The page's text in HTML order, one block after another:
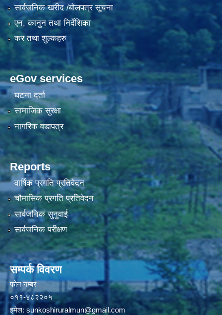
सार्वजनिक खरीद /बोलपत्र सूचना
एन, कानुन तथा निर्देशिका
कर तथा शुल्कहरु
eGov services
घटना दर्ता
सामाजिक सुरक्षा
नागरिक वडापत्र
Reports
वार्षिक प्रगति प्रतिवेदन
चौमासिक प्रगति प्रतिवेदन
सार्वजनिक सुनुवाई
सार्वजनिक परीक्षण
सम्पर्क विवरण
फाेन न‌‍‍‍‌‌म्बर
०११-४८२२०५
इमेल: sunkoshiruralmun@gmail.com